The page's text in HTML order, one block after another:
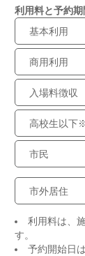
利用料と予約期
基本利用
商用利用
入場料徴収
高校生以下
市民
市外居住
利用料は、
す。
予約開始日